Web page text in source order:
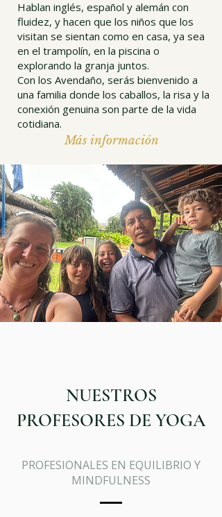
Hablan inglés, español y alemán con
fluidez, y hacen que los niños que los
visitan se sientan como en casa, ya sea
en el trampolín, en la piscina o
explorando la granja juntos.
Con los Avendaño, serás bienvenido a
una familia donde los caballos, la risa y la
conexión genuina son parte de la vida
cotidiana.
Más información
NUESTROS
PROFESORES DE YOGA
PROFESIONALES EN EQUILIBRIO Y
MINDFULNESS